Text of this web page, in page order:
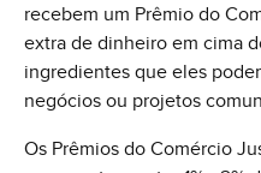
recebem um Prêmio do
extra de dinheiro em cima
ingredientes que eles
negócios ou projetos
Os Prêmios do Comércio